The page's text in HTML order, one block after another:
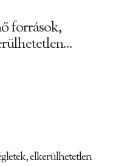
források,
elkerülhetetlen